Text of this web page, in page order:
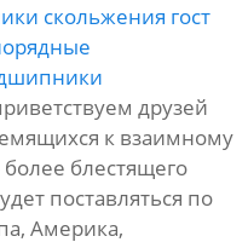
скольжения гост
друзей
к взаимному
блестящего
поставляться по
Америка,